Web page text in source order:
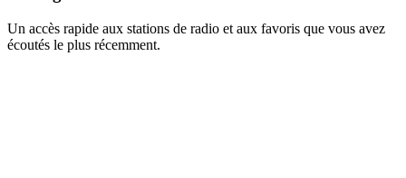
Un accès rapide aux stations de radio et aux favoris que vous avez
écoutés le plus récemment.